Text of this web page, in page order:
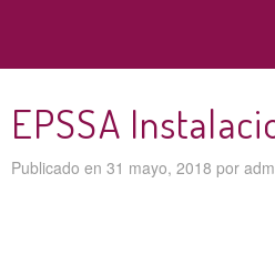
EPSSA
Publicado en 31 mayo, 2018 por